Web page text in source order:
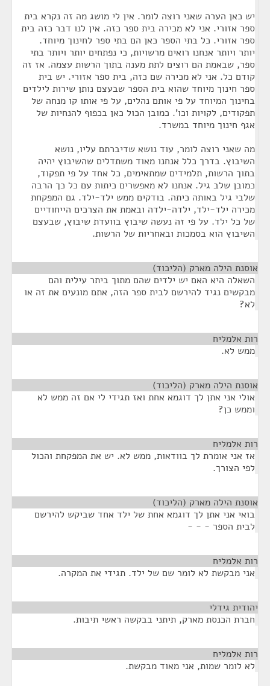
יש כאן הערה שאני רוצה לומר. אין לי מושג מה זה נקרא בית
ספר אזורי. אני לא מכירה בית ספר כזה. אין לנו דבר כזה בית
ספר אזורי. כל בתי הספר כאן הם בתי ספר לחינוך מיוחד.
יותר ויותר אנחנו רואים מרשויות, כי נפתחים יותר ויותר בתי
ספר, שבאמת הם רוצים לתת מענה בתוך הרשות עצמה. אז זה
קודם כל. אני לא מכירה שם כזה, בית ספר אזורי. יש בית
ספר חינוך מיוחד שהוא בית הספר שבעצם נותן שירות לילדים
בחינוך המיוחד על פי אותם נהלים, על פי אותו קו מנחה של
תפקודים, לקויות וכו'. כמובן הכול כאן בכפוף להנחיות של
אגף חינוך מיוחד במשרד.
מה שאני רוצה לומר, עוד נושא שדיברתם עליו, נושא
השיבוץ. בדרך כלל אנחנו מאוד משתדלים שהשיבוץ יהיה
בתוך הרשות, תלמידים שמתאימים, כל אחד על פי תפקוד,
כמובן שלב גיל. אנחנו לא מאפשרים כיתות עם כל כך הרבה
שלבי גיל באותה כיתה. בודקים ממש ילד-ילד. גם המפקחת
מכירה ילד-ילד, ילדה-ילדה ובאמת את הצרכים הייחודיים
של כל ילד. על פי זה נעשה שיבוץ בוועדת שיבוץ, שבעצם
השיבוץ הוא בסמכות ובאחריות של הרשות.
אוסנת הילה מארק (הליכוד)
השאלה היא האם יש ילדים שהם מתוך ביתר עילית והם
מבקשים נגיד להירשם לבית ספר הזה, אתם מונעים את זה או
לא?
רות אלמליח
ממש לא.
אוסנת הילה מארק (הליכוד)
אולי אני אתן לך דוגמא אחת ואז תגידי לי אם זה ממש לא
וממש כן?
רות אלמליח
אז אני אומרת לך בוודאות, ממש לא. יש את המפקחת והכול
לפי הצורך.
אוסנת הילה מארק (הליכוד)
בואי אני אתן לך דוגמא אחת של ילד אחד שביקש להירשם
לבית הספר - - -
רות אלמליח
אני מבקשת לא לומר שם של ילד. תגידי את המקרה.
יהודית גידלי
חברת הכנסת מארק, תיתני בבקשה ראשי תיבות.
רות אלמליח
לא לומר שמות, אני מאוד מבקשת.